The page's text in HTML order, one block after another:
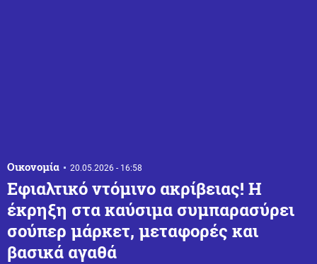
Οικονομία 20.05.2026 - 16:58
Εφιαλτικό ντόμινο ακρίβειας! Η
έκρηξη στα καύσιμα συμπαρασύρει
σούπερ μάρκετ, μεταφορές και
βασικά αγαθά